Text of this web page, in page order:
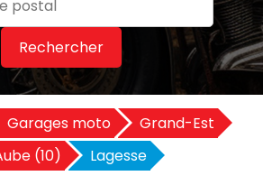
Rechercher
Garages moto
Grand-Est
(10)
Lagesse